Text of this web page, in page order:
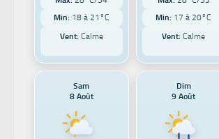
Min: 18 à 21°C
Vent:Calme
Min: 17 à 20°C
Vent: Calme
Sam
8 Août
Dim
9 Août